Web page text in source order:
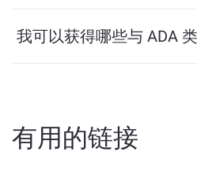
我可以获得哪些与 ADA
实用代币、治理币或其他类型
有类似用途或市场定位的其他
页面上所有可供兑换的资产。
有用的链接